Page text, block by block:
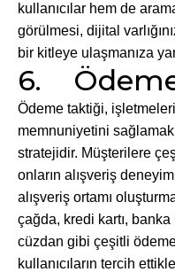
kullanıcılar hem de
görülmesi, dijital
bir kitleye ulaşmanıza
6.
Ödeme taktiği,
memnuniyetini
stratejidir. Müşterilere
onların alışveriş
alışveriş ortamı
çağda, kredi kartı,
cüzdan gibi çeşitli
kullanıcıların tercih